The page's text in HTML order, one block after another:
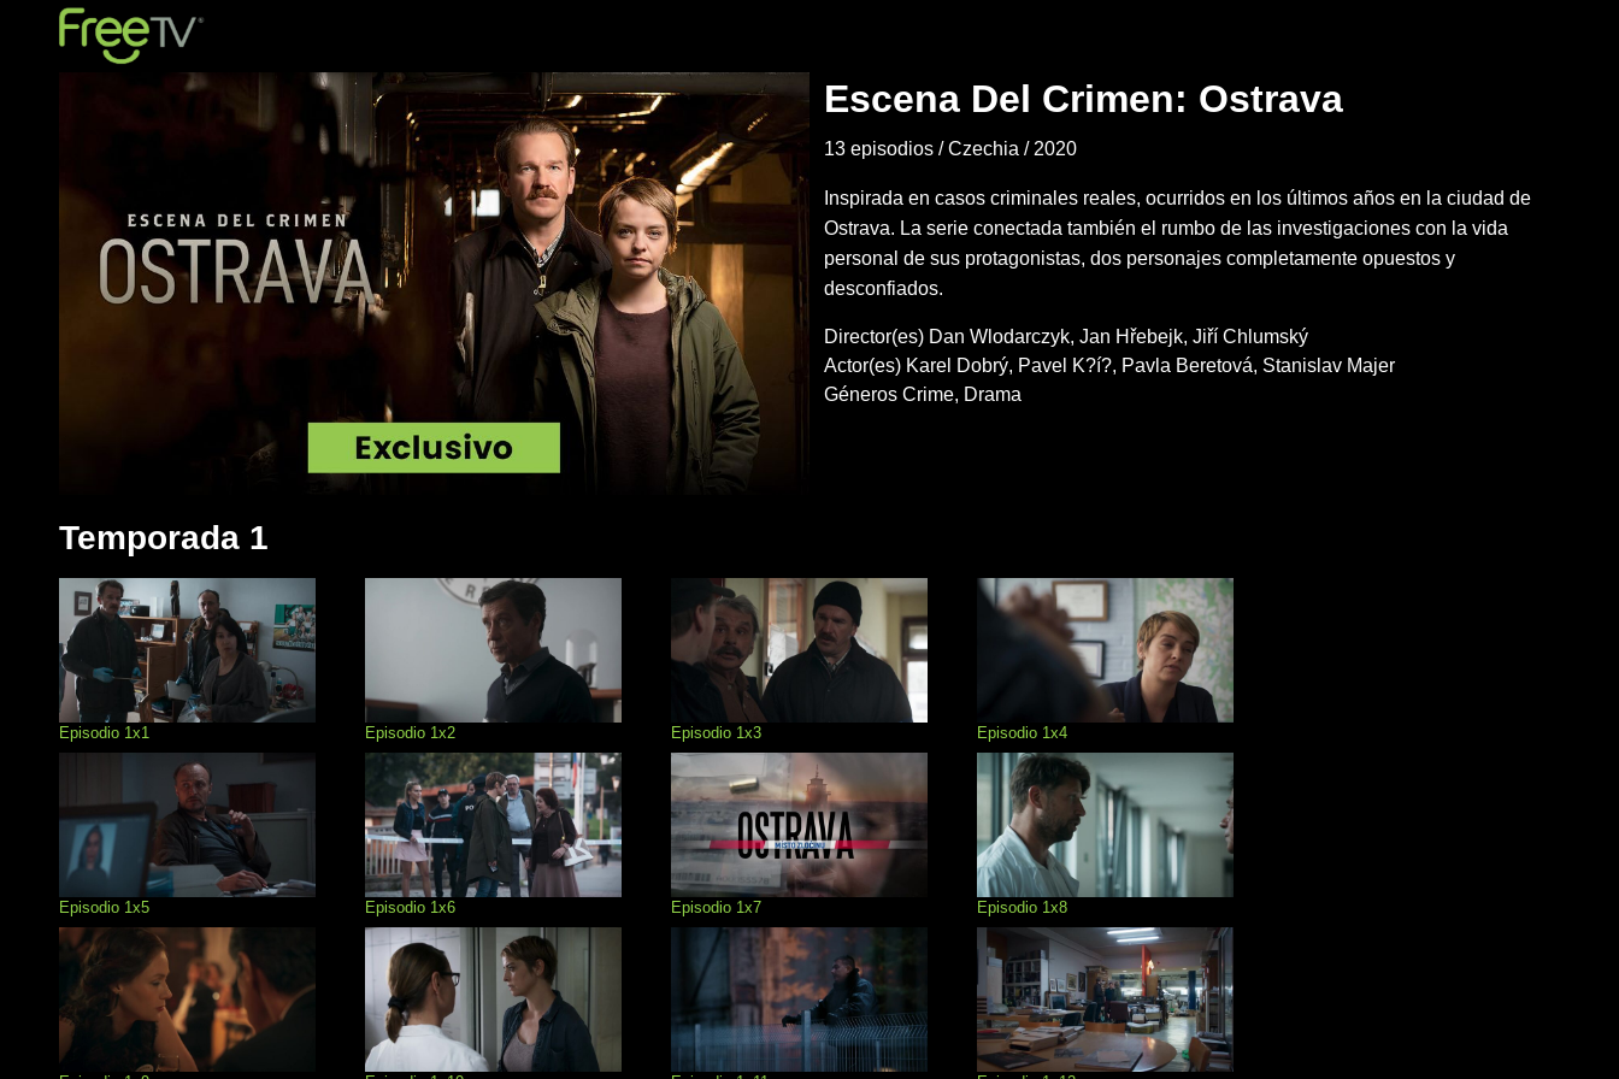
Escena Del Crimen: Ostrava
13 episodios Czechia 2020
Inspirada en casos criminales reales, ocurridos en los últimos años en la ciudad de
Ostrava. La serie conectada también el rumbo de las investigaciones con la vida
personal de sus protagonistas, dos personajes completamente opuestos y
desconfiados.
Director(es) Dan Wlodarczyk Jan Hřebejk Jiří Chlumský
Actor(es) Karel Dobrý Pavel K?í? Pavla Beretová Stanislav Majer
Géneros Crime Drama
Temporada 1
Episodio 1x1 Episodio 1x2 Episodio 1x3 Episodio 1x4
Episodio 1x5 Episodio 1x6 Episodio 1x7 Episodio 1x8